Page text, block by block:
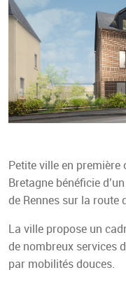
Petite ville en
Bretagne bénéficie
de Rennes sur la route
La ville propose un
de nombreux services
par mobilités douces.